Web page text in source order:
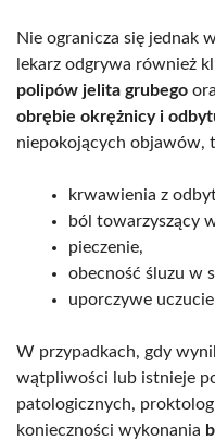
Nie ogranicza się jednak
lekarz odgrywa również
polipów jelita grubego
obrębie okrężnicy i
niepokojących objawów,
krwawienia z
ból towarzyszący
pieczenie,
obecność śluzu w
uporczywe
W przypadkach, gdy
wątpliwości lub istnieje
patologicznych,
konieczności wykonania